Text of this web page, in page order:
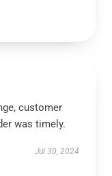
customer
was timely.
Jul 30, 2024